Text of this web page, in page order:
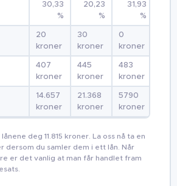
30,33
%
20,23
%
31,93
%
20
kroner
30
kroner
0
kroner
407
kroner
445
kroner
483
kroner
14.657
kroner
21.368
kroner
5790
kroner
deg 11.815 kroner. La oss nå ta en
dersom du samler dem i ett lån. Når
er det vanlig at man får handlet fram